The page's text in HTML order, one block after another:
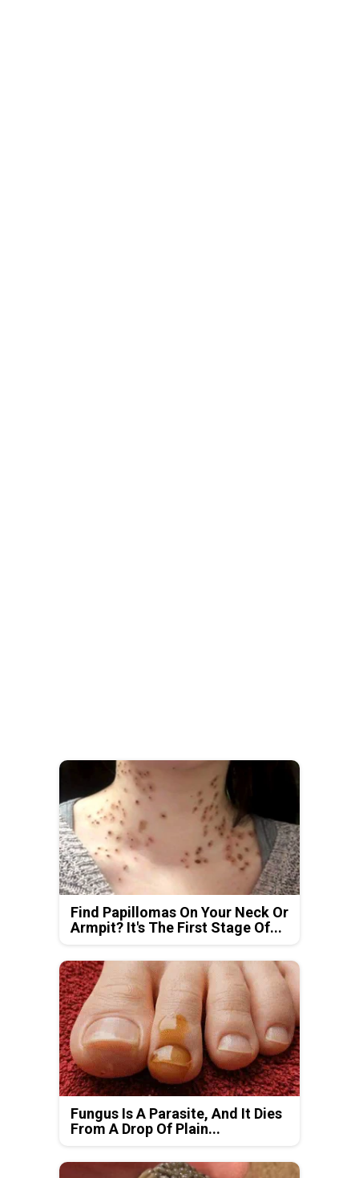
Find Papillomas On Your Neck Or
Armpit? It's The First Stage Of...
Fungus Is A Parasite, And It Dies
From A Drop Of Plain...